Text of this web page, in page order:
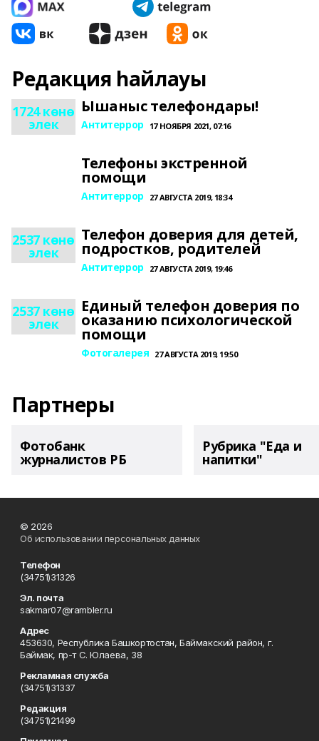
Редакция һайлауы
1724 көнө
элек
Ышаныс телефондары!
Антитеррор 17 НОЯБРЯ 2021, 07:16
Телефоны экстренной
помощи
Антитеррор 27 АВГУСТА 2019, 18:34
2537 көнө
элек
Телефон доверия для детей,
подростков, родителей
Антитеррор 27 АВГУСТА 2019, 19:46
2537 көнө
элек
Единый телефон доверия по
оказанию психологической
помощи
Фотогалерея 27 АВГУСТА 2019, 19:50
Партнеры
Фотобанк
журналистов РБ
Рубрика "Еда и
напитки"
© 2026
Об использовании персональных данных
Телефон
(34751)31326
Эл. почта
sakmar07@rambler.ru
Адрес
453630, Республика Башкортостан, Баймакский район, г.
Баймак, пр-т С. Юлаева, 38
Рекламная служба
(34751)31337
Редакция
(34751)21499